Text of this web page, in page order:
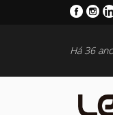
Há 36